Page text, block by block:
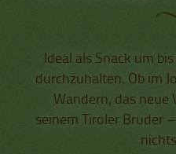
Ideal als Snack um
durchzuhalten. Ob im
Wandern, das neue
seinem Tiroler Bruder